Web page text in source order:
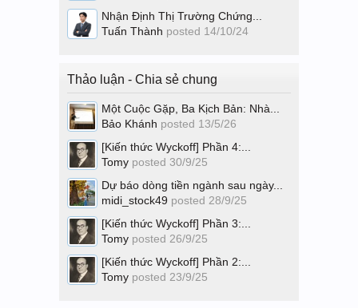
Nhận Định Thị Trường Chứng...
Tuấn Thành posted 14/10/24
Thảo luận - Chia sẻ chung
Một Cuộc Gặp, Ba Kịch Bản: Nhà...
Bảo Khánh posted 13/5/26
[Kiến thức Wyckoff] Phần 4:...
Tomy posted 30/9/25
Dự báo dòng tiền ngành sau ngày...
midi_stock49 posted 28/9/25
[Kiến thức Wyckoff] Phần 3:...
Tomy posted 26/9/25
[Kiến thức Wyckoff] Phần 2:...
Tomy posted 23/9/25